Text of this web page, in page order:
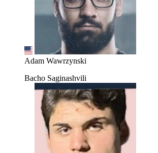
Adam Wawrzynski
Bacho Saginashvili